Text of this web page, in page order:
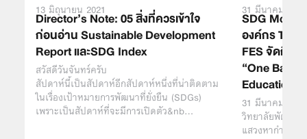
13 มิถุนายน 2021
Director’s Note: 05 สิ่งที่ควรเข้าใจ
ก่อนอ่าน Sustainable Development
Report และSDG Index
สวัสดีวันจันทร์ครับ
สัปดาห์นี้เป็นสัปดาห์อีกสัปดาห์หนึ่งที่น่าติดตาม
ในเรื่องเป้าหมายการพัฒนาที่ยั่งยืน (SDGs)
เพราะเป็นสัปดาห์ที่จะมีการเปิดตัว&nb…
31 มีนาคม 2023
SDG Move
องค์กร The
FES จัดกิจก
“One Ball,
Education”
31 มีนาคม
วิทยาลัยพัฒนศ
แสวงหากำไร